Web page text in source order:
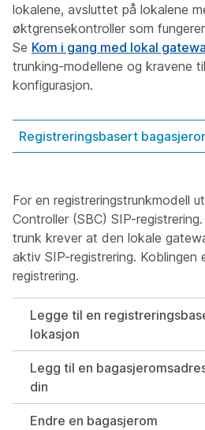
lokalene, avsluttet på lokalene
øktgrensekontroller som
Se Kom i gang med lokal
trunking-modellene og kravene
konfigurasjon.
Registreringsbasert
For en registreringstrunkmodell
Controller (SBC) SIP-
trunk krever at den lokale
aktiv SIP-registrering. Koblingen
registrering.
Legge til en
lokasjon
Legg til en
din
Endre en bagasjerom